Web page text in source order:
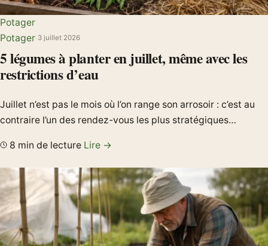
Potager
Potager 3 juillet 2026
5 légumes à planter en juillet, même avec les
restrictions d’eau
Juillet n’est pas le mois où l’on range son arrosoir : c’est au
contraire l’un des rendez-vous les plus stratégiques…
8 min de lecture Lire →